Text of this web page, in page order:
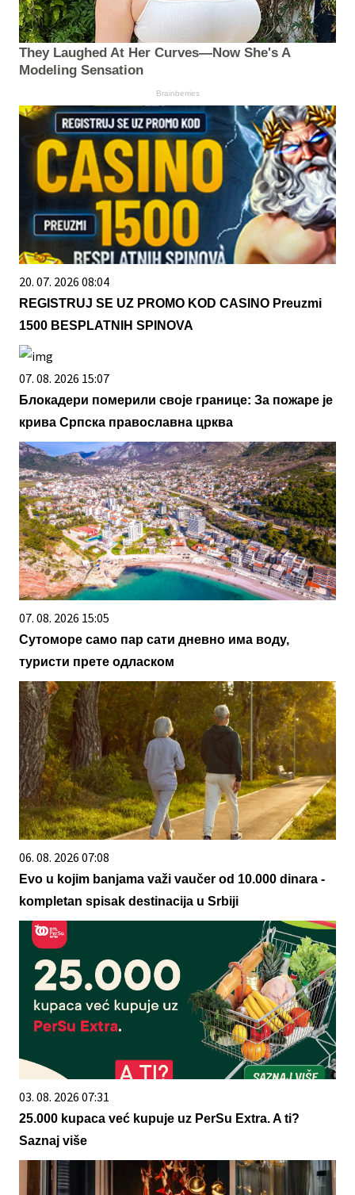
They Laughed At Her Curves—Now She's A
Modeling Sensation
Brainberries
20. 07. 2026 08:04
REGISTRUJ SE UZ PROMO KOD CASINO Preuzmi
1500 BESPLATNIH SPINOVA
07. 08. 2026 15:07
Блокадери померили своје границе: За пожаре је
крива Српска православна црква
07. 08. 2026 15:05
Сутоморе само пар сати дневно има воду,
туристи прете одласком
06. 08. 2026 07:08
Evo u kojim banjama važi vaučer od 10.000 dinara -
kompletan spisak destinacija u Srbiji
03. 08. 2026 07:31
25.000 kupaca već kupuje uz PerSu Extra. A ti?
Saznaj više